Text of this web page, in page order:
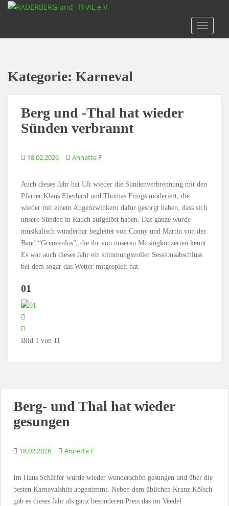
p
Kategorie: Karneval
Berg und -Thal hat wieder
Sünden verbrannt
18.02.2026 Annette F
Auch dieses Jahr hat Uli wieder die Sündenverbrennung mit den
Pfarrer Klaus Eberhard und Thomas Frings moderiert, die
wieder mit einem Augenzwinkern dafür gesorgt haben, dass sich
unsere Sünden in Rauch aufgelöst haben. Das ganze wurde
musikalisch wunderbar begleitet von Conny und Martin von der
Band “Grenzenlos”, die ihr von unseren Mitsingkonzerten kennt.
Es war auch dieses Jahr ein stimmungsvoller Sessionsabschluss
bei dem sogar das Wetter mitgespielt hat.
01
Bild 1 von 11
Berg- und Thal hat wieder
gesungen
18.02.2026 Annette F
Im Haus Schäffer wurde wieder wunderschön gesungen und über die
besten Karnevalshits abgestimmt. Neben dem üblichen Kranz Kölsch
gab es dieses Jahr als ganz besonderen Preis das im Veedel